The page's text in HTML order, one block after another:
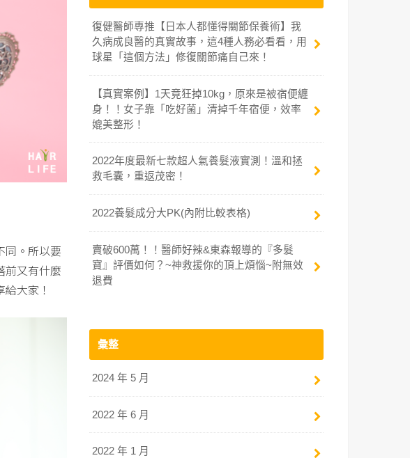
同。所以要
前又有什麼
大家！
復健醫師專推【日本人都懂得關節保養術】我
久病成良醫的真實故事，這4種人務必看看，用
球星「這個方法」修復關節痛自己來！
【真實案例】1天竟狂掉10kg，原來是被宿便纏
身！！女子靠「吃好菌」清掉千年宿便，效率
媲美整形！
2022年度最新七款超人氣養髮液實測！溫和拯
救毛囊，重返茂密！
2022養髮成分大PK(內附比較表格)
賣破600萬！！醫師好辣&東森報導的『多髮
寶』評價如何？~神救援你的頂上煩惱~附無效
退費
彙整
2024 年 5 月
2022 年 6 月
2022 年 1 月